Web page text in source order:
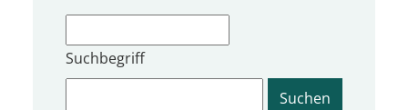
Suchbegriff